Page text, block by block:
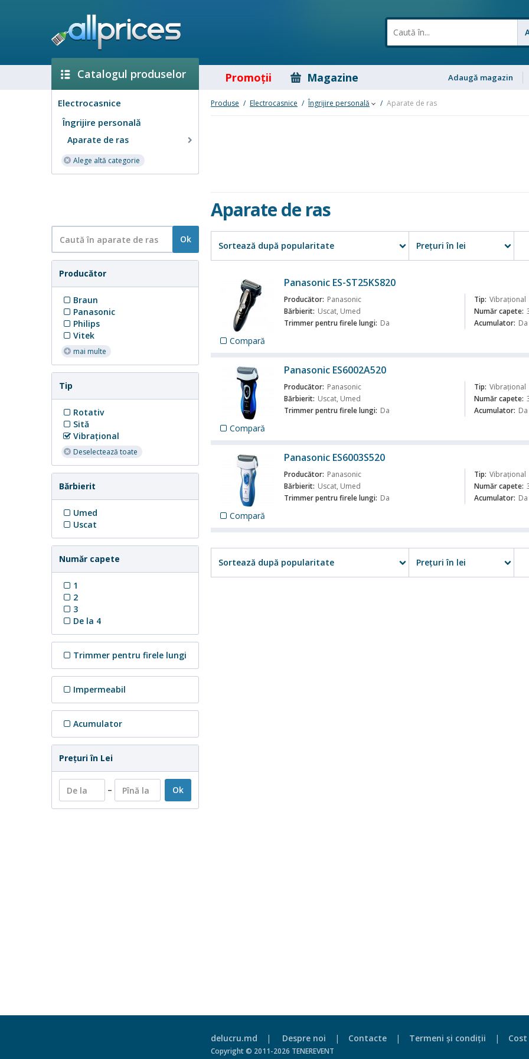
Catalogul produselor Promoţii Magazine Adaugă magazin
Electrocasnice
Îngrijire personală
Aparate de ras
Alege altă categorie
Ok
Producător
Braun
Panasonic
Philips
Vitek
mai multe
Tip
Rotativ
Sită
Vibraţional
Deselectează toate
Bărbierit
Umed
Uscat
Număr capete
1
2
3
De la 4
Trimmer pentru firele lungi
Impermeabil
Acumulator
Preţuri în Lei
– Ok
Produse / Electrocasnice / Îngrijire personală / Aparate de ras
Aparate de ras
Sortează după popularitate Preţuri în lei
Compară
Panasonic ES-ST25KS820
Producător: Panasonic Tip: Vibraţional
Bărbierit: Uscat, Umed Număr capete:
Trimmer pentru firele lungi: Da Acumulator: Da
Compară
Panasonic ES6002A520
Producător: Panasonic Tip: Vibraţional
Bărbierit: Uscat, Umed Număr capete:
Trimmer pentru firele lungi: Da Acumulator: Da
Compară
Panasonic ES6003S520
Producător: Panasonic Tip: Vibraţional
Bărbierit: Uscat, Umed Număr capete:
Trimmer pentru firele lungi: Da Acumulator: Da
Sortează după popularitate Preţuri în lei
delucru.md | Despre noi | Contacte | Termeni şi condiţii |
Copyright © 2011-2026 TENEREVENT